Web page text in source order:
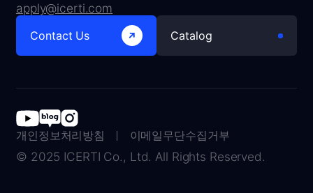
apply@icerti.com
Contact Us Catalog
개인정보처리방침 이메일무단수집거부
© 2025 ICERTI Co., Ltd. All Rights Reserved.